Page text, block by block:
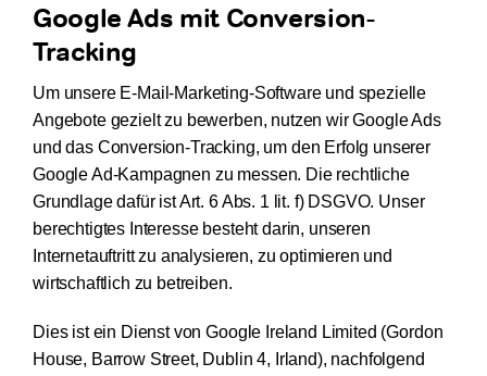
Google Ads mit Conversion-
Tracking
Um unsere E-Mail-Marketing-Software und spezielle
Angebote gezielt zu bewerben, nutzen wir Google Ads
und das Conversion-Tracking, um den Erfolg unserer
Google Ad-Kampagnen zu messen. Die rechtliche
Grundlage dafür ist Art. 6 Abs. 1 lit. f) DSGVO. Unser
berechtigtes Interesse besteht darin, unseren
Internetauftritt zu analysieren, zu optimieren und
wirtschaftlich zu betreiben.
Dies ist ein Dienst von Google Ireland Limited (Gordon
House, Barrow Street, Dublin 4, Irland), nachfolgend